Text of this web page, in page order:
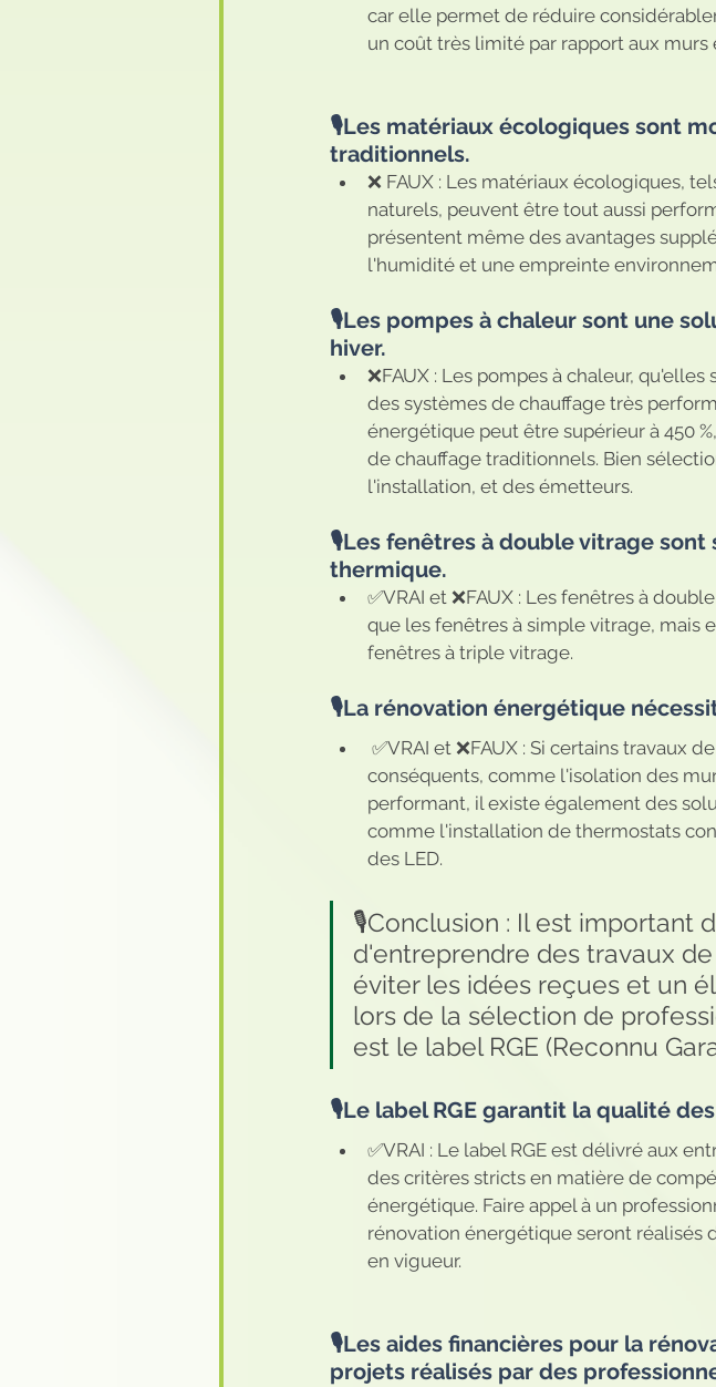
car elle permet de réduire
un coût très limité par rapport aux murs
🎙️Les matériaux écologiques sont
traditionnels.
❌ FAUX : Les matériaux écologiques,
naturels, peuvent être tout aussi
présentent même des avantages
l'humidité et une empreinte
🎙️Les pompes à chaleur sont une
hiver.
❌FAUX : Les pompes à chaleur,
des systèmes de chauffage très
énergétique peut être supérieur à 450
de chauffage traditionnels. Bien
l'installation, et des émetteurs.
🎙️Les fenêtres à double vitrage
thermique.
✅VRAI et ❌FAUX : Les fenêtres à
que les fenêtres à simple vitrage, mais
fenêtres à triple vitrage.
🎙️La rénovation énergétique
conséquents, comme l'isolation des
performant, il existe également des
comme l'installation de thermostats
des LED.
🎙️Conclusion : Il est important
d'entreprendre des travaux
éviter les idées reçues et un
lors de la sélection de
est le label RGE (Reconnu
🎙️Le label RGE garantit la qualité
✅VRAI : Le label RGE est délivré aux
des critères stricts en matière de
énergétique. Faire appel à un
rénovation énergétique seront réalisés
en vigueur.
🎙️Les aides financières pour la
projets réalisés par des